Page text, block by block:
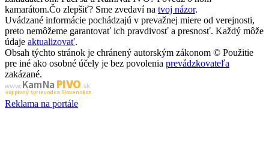
kamarátom.Čo zlepšiť? Sme zvedaví na tvoj názor.
Uvádzané informácie pochádzajú v prevažnej miere od verejnosti,
preto nemôžeme garantovať ich pravdivosť a presnosť. Každý môže
údaje aktualizovať.
Obsah týchto stránok je chránený autorským zákonom © Použitie
pre iné ako osobné účely je bez povolenia prevádzkovateľa
zakázané.
www.Kam Na PIVO.sk
Tvoj pivný sprievodca Slovenskom
Reklama na portále